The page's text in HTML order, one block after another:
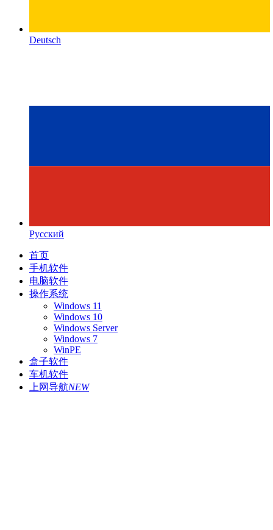
Deutsch
Русский
首页
手机软件
电脑软件
操作系统
Windows 11
Windows 10
Windows Server
Windows 7
WinPE
盒子软件
车机软件
上网导航NEW